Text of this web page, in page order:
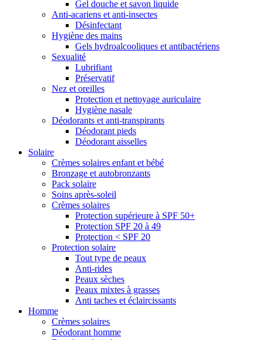
Gel douche et savon liquide
Anti-acariens et anti-insectes
Désinfectant
Hygiène des mains
Gels hydroalcooliques et antibactériens
Sexualité
Lubrifiant
Préservatif
Nez et oreilles
Protection et nettoyage auriculaire
Hygiène nasale
Déodorants et anti-transpirants
Déodorant pieds
Déodorant aisselles
Solaire
Crèmes solaires enfant et bébé
Bronzage et autobronzants
Pack solaire
Soins après-soleil
Crèmes solaires
Protection supérieure à SPF 50+
Protection SPF 20 à 49
Protection < SPF 20
Protection solaire
Tout type de peaux
Anti-rides
Peaux sèches
Peaux mixtes à grasses
Anti taches et éclaircissants
Homme
Crèmes solaires
Déodorant homme